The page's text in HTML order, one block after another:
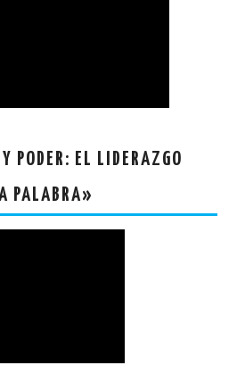
PODER: EL LIDERAZGO
PALABRA»